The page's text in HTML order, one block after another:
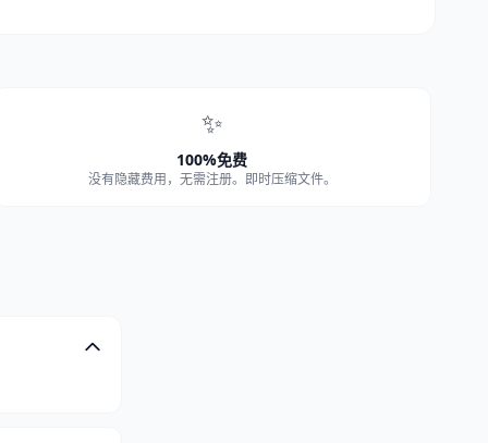
✨
100%免费
没有隐藏费用，无需注册。即时压缩文件。